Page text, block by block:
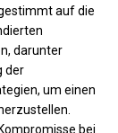
auf die
darunter
der
um einen
bei